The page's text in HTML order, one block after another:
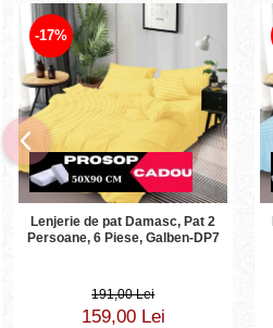
-17%
Lenjerie de pat Damasc, Pat 2
Persoane, 6 Piese, Galben-DP7
191,00 Lei
159,00 Lei